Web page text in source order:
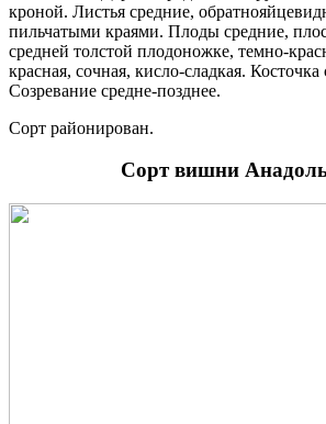
кроной. Листья средние,
пильчатыми краями. Плоды средние,
средней толстой плодоножке, темно-
красная, сочная, кисло-сладкая. Косточка
Созревание средне-позднее.
Сорт районирован.
Сорт вишни